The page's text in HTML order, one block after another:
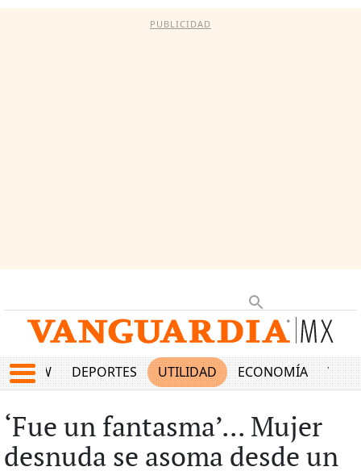
PUBLICIDAD
SHOW DEPORTES UTILIDAD ECONOMÍA VIDA
‘Fue un fantasma’... Mujer
desnuda se asoma desde un